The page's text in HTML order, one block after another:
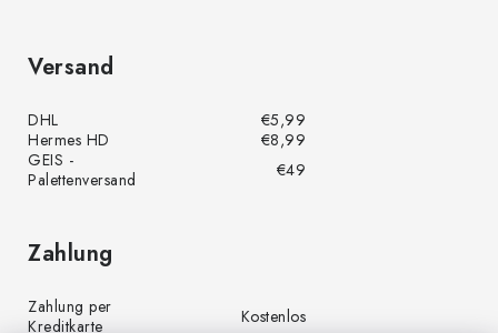
Versand
DHL
€5,99
Hermes HD
€8,99
GEIS -
Palettenversand
€49
Zahlung
Zahlung per
Kreditkarte
Kostenlos